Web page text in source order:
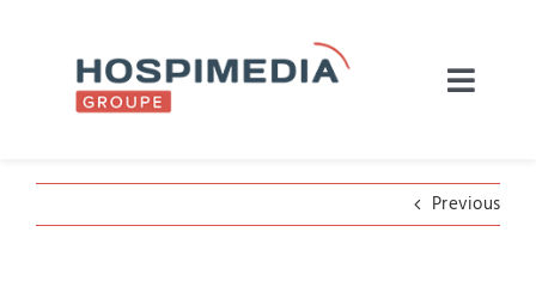
Previous